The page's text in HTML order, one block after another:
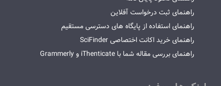
راهنمای ثبت درخواست آفلاین
راهنمای استفاده از پایگاه های دسترسی مستقیم
راهنمای خرید اکانت اختصاصی SciFinder
راهنمای بررسی مقاله شما با iThenticate و Grammerly